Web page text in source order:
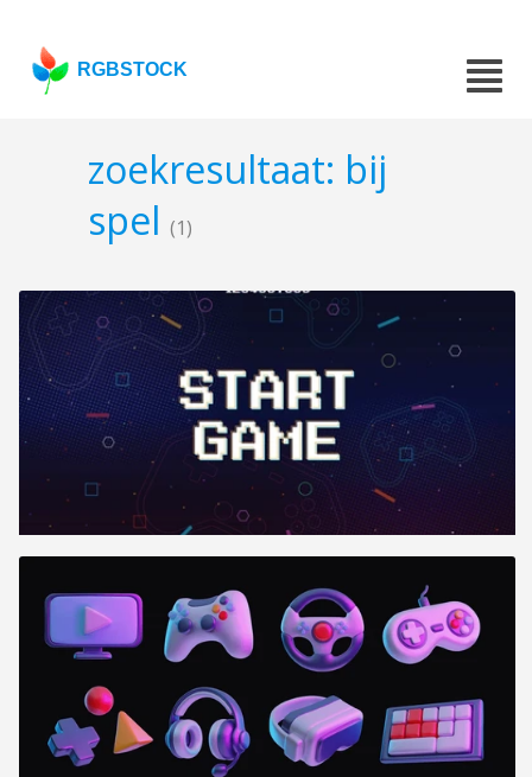
RGBSTOCK
zoekresultaat: bij
spel (1)